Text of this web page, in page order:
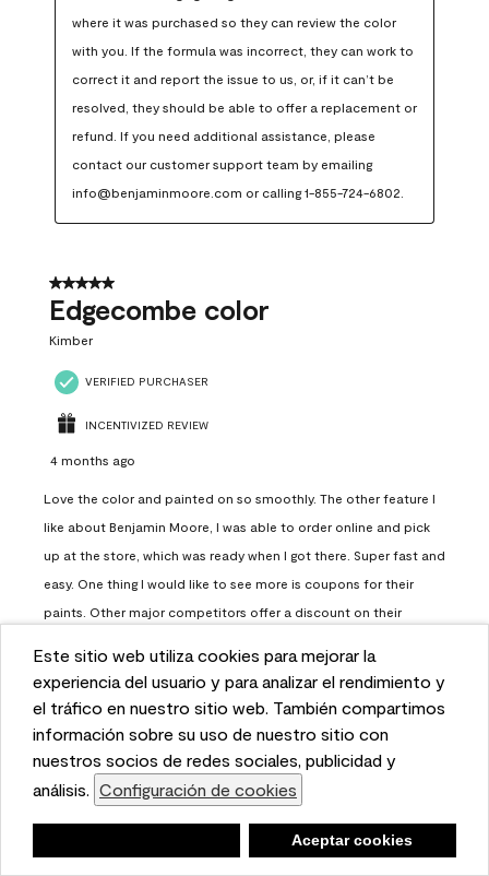
This website uses cookies to enhance user experience
and to analyze performance and traffic on our website.
We also share information about your use of our site
with our social media, advertising, and analytics
partners. Cookie Settings
Accept Cookies
Este sitio web utiliza cookies para mejorar la
experiencia del usuario y para analizar el rendimiento y
el tráfico en nuestro sitio web. También compartimos
información sobre su uso de nuestro sitio con
nuestros socios de redes sociales, publicidad y
análisis. Configuración de cookies
Aceptar cookies
where it was purchased so they can review the color
with you. If the formula was incorrect, they can work to
correct it and report the issue to us, or, if it can’t be
resolved, they should be able to offer a replacement or
refund. If you need additional assistance, please
contact our customer support team by emailing
info@benjaminmoore.com or calling 1-855-724-6802.
5 out of 5 stars.
Edgecombe color
Kimber
VERIFIED PURCHASER
INCENTIVIZED REVIEW
4 months ago
Love the color and painted on so smoothly. The other feature I
like about Benjamin Moore, I was able to order online and pick
up at the store, which was ready when I got there. Super fast and
easy. One thing I would like to see more is coupons for their
paints. Other major competitors offer a discount on their
Helpful? (0 (0) Report
Load More